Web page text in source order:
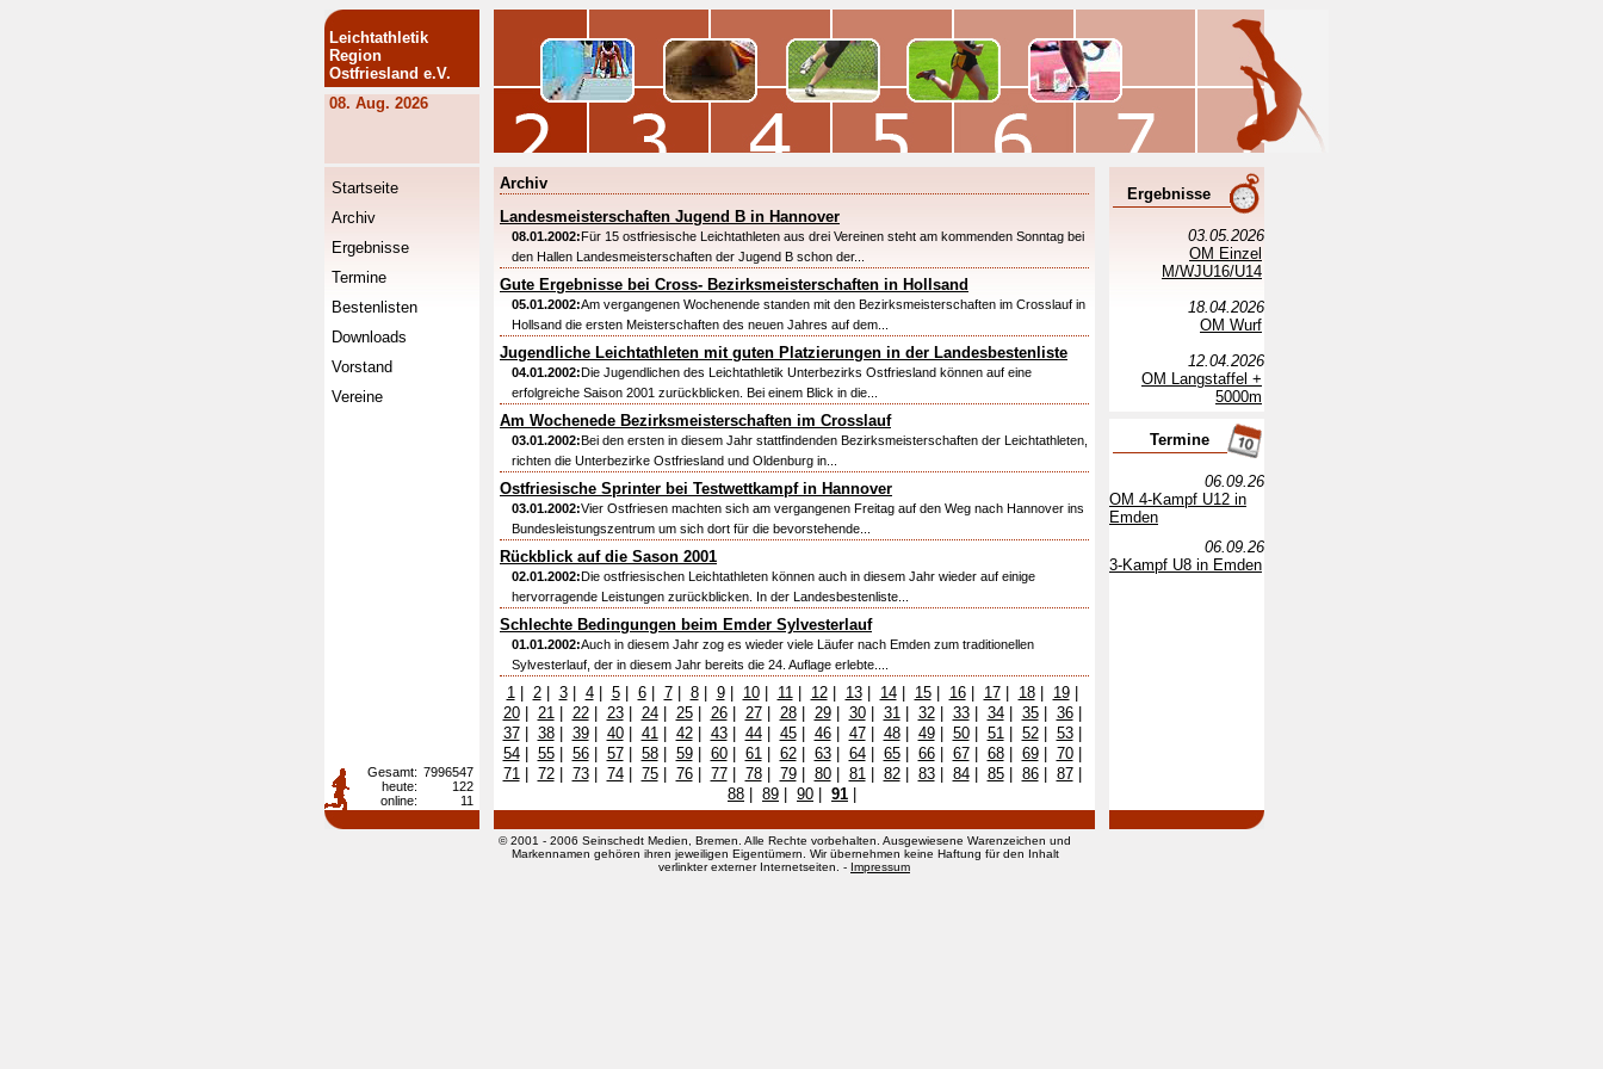
Leichtathletik
Region
Ostfriesland e.V.
08. Aug. 2026
Startseite
Archiv
Ergebnisse
Termine
Bestenlisten
Downloads
Vorstand
Vereine
Archiv
Landesmeisterschaften Jugend B in Hannover
08.01.2002:Für 15 ostfriesische Leichtathleten aus drei Vereinen steht am kommenden Sonntag bei
den Hallen Landesmeisterschaften der Jugend B schon der...
Gute Ergebnisse bei Cross- Bezirksmeisterschaften in Hollsand
05.01.2002:Am vergangenen Wochenende standen mit den Bezirksmeisterschaften im Crosslauf in
Hollsand die ersten Meisterschaften des neuen Jahres auf dem...
Jugendliche Leichtathleten mit guten Platzierungen in der Landesbestenliste
04.01.2002:Die Jugendlichen des Leichtathletik Unterbezirks Ostfriesland können auf eine
erfolgreiche Saison 2001 zurückblicken. Bei einem Blick in die...
Am Wochenede Bezirksmeisterschaften im Crosslauf
03.01.2002:Bei den ersten in diesem Jahr stattfindenden Bezirksmeisterschaften der Leichtathleten,
richten die Unterbezirke Ostfriesland und Oldenburg in...
Ostfriesische Sprinter bei Testwettkampf in Hannover
03.01.2002:Vier Ostfriesen machten sich am vergangenen Freitag auf den Weg nach Hannover ins
Bundesleistungszentrum um sich dort für die bevorstehende...
Rückblick auf die Sason 2001
02.01.2002:Die ostfriesischen Leichtathleten können auch in diesem Jahr wieder auf einige
hervorragende Leistungen zurückblicken. In der Landesbestenliste...
Schlechte Bedingungen beim Emder Sylvesterlauf
01.01.2002:Auch in diesem Jahr zog es wieder viele Läufer nach Emden zum traditionellen
Sylvesterlauf, der in diesem Jahr bereits die 24. Auflage erlebte....
1| 2| 3| 4| 5| 6| 7| 8| 9| 10| 11| 12| 13| 14| 15| 16| 17| 18| 19|
20| 21| 22| 23| 24| 25| 26| 27| 28| 29| 30| 31| 32| 33| 34| 35| 36|
37| 38| 39| 40| 41| 42| 43| 44| 45| 46| 47| 48| 49| 50| 51| 52| 53|
54| 55| 56| 57| 58| 59| 60| 61| 62| 63| 64| 65| 66| 67| 68| 69| 70|
71| 72| 73| 74| 75| 76| 77| 78| 79| 80| 81| 82| 83| 84| 85| 86| 87|
88
89 90 91
Ergebnisse
03.05.2026
OM Einzel
M/WJU16/U14
18.04.2026
OM Wurf
12.04.2026
OM Langstaffel +
5000m
Termine
06.09.26
OM 4-Kampf U12 in
Emden
06.09.26
3-Kampf U8 in Emden
Gesamt: 7996547
heute:
122
online:
11
© 2001 - 2006 Seinschedt Medien, Bremen. Alle Rechte vorbehalten. Ausgewiesene Warenzeichen und
Markennamen gehören ihren jeweiligen Eigentümern. Wir übernehmen keine Haftung für den Inhalt
verlinkter externer Internetseiten. - Impressum